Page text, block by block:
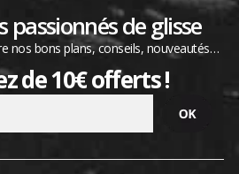
passionnés de glisse
nos bons plans, conseils, nouveautés…
de 10€ offerts !